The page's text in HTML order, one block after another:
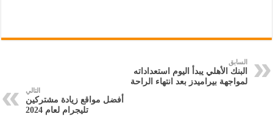
السابق
البنك الأهلي يبدأ اليوم استعداداته
لمواجهة بيراميدز بعد انتهاء الراحة
التالي
أفضل مواقع زيادة مشتركين
تليجرام لعام 2024